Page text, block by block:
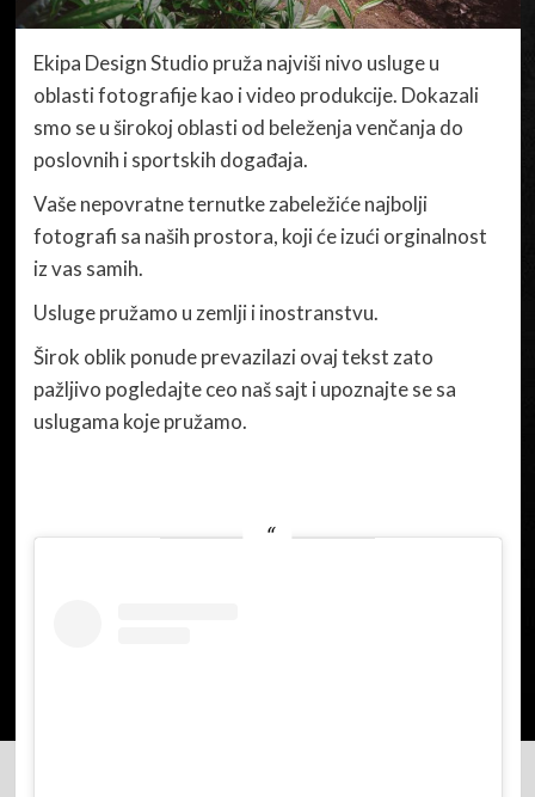
Ekipa Design Studio pruža najviši nivo usluge u
oblasti fotografije kao i video produkcije. Dokazali
smo se u širokoj oblasti od beleženja venčanja do
poslovnih i sportskih događaja.
Vaše nepovratne ternutke zabeležiće najbolji
fotografi sa naših prostora, koji će izući orginalnost
iz vas samih.
Usluge pružamo u zemlji i inostranstvu.
Širok oblik ponude prevazilazi ovaj tekst zato
pažljivo pogledajte ceo naš sajt i upoznajte se sa
uslugama koje pružamo.